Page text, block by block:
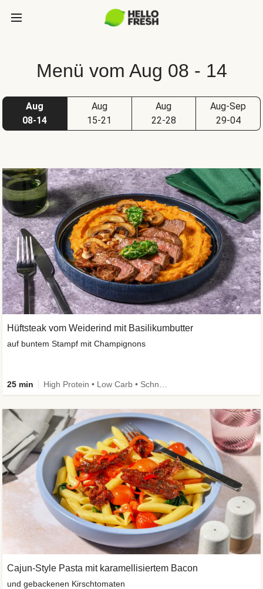
Menü vom Aug 08 - 14
Aug
08-14
Aug
15-21
Aug
22-28
Aug-Sep
29-04
Cajun-Style Pasta mit karamellisiertem Bacon
und gebackenen Kirschtomaten
Hüftsteak vom Weiderind mit Basilikumbutter
auf buntem Stampf mit Champignons
25 min